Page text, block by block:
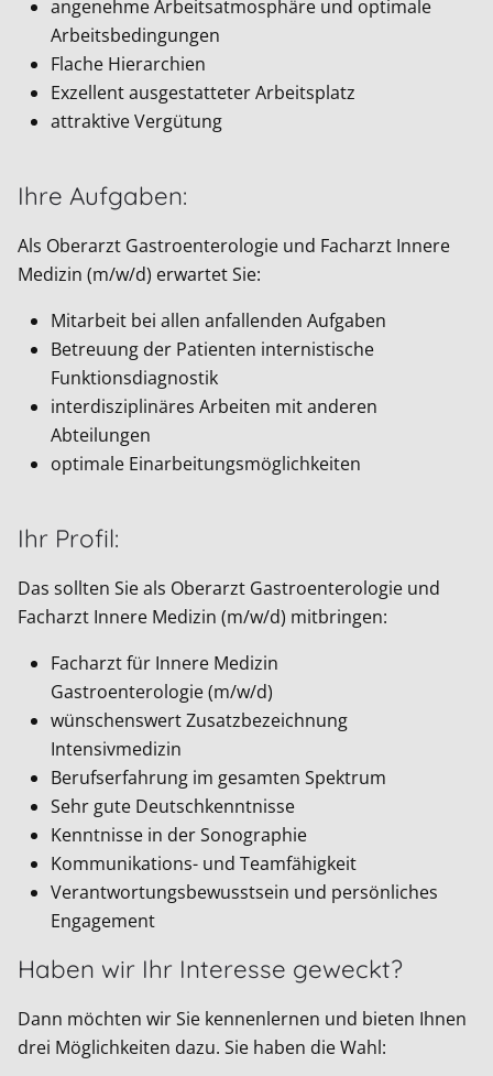
angenehme Arbeitsatmosphäre und optimale
Arbeitsbedingungen
Flache Hierarchien
Exzellent ausgestatteter Arbeitsplatz
attraktive Vergütung
Ihre Aufgaben:
Als Oberarzt Gastroenterologie und Facharzt Innere
Medizin (m/w/d) erwartet Sie:
Mitarbeit bei allen anfallenden Aufgaben
Betreuung der Patienten internistische
Funktionsdiagnostik
interdisziplinäres Arbeiten mit anderen
Abteilungen
optimale Einarbeitungsmöglichkeiten
Ihr Profil:
Das sollten Sie als Oberarzt Gastroenterologie und
Facharzt Innere Medizin (m/w/d) mitbringen:
Facharzt für Innere Medizin
Gastroenterologie (m/w/d)
wünschenswert Zusatzbezeichnung
Intensivmedizin
Berufserfahrung im gesamten Spektrum
Sehr gute Deutschkenntnisse
Kenntnisse in der Sonographie
Kommunikations- und Teamfähigkeit
Verantwortungsbewusstsein und persönliches
Engagement
Haben wir Ihr Interesse geweckt?
Dann möchten wir Sie kennenlernen und bieten Ihnen
drei Möglichkeiten dazu. Sie haben die Wahl: